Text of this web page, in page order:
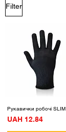
Filter
Рукавички робочі SLIM
Price
UAH 12.84